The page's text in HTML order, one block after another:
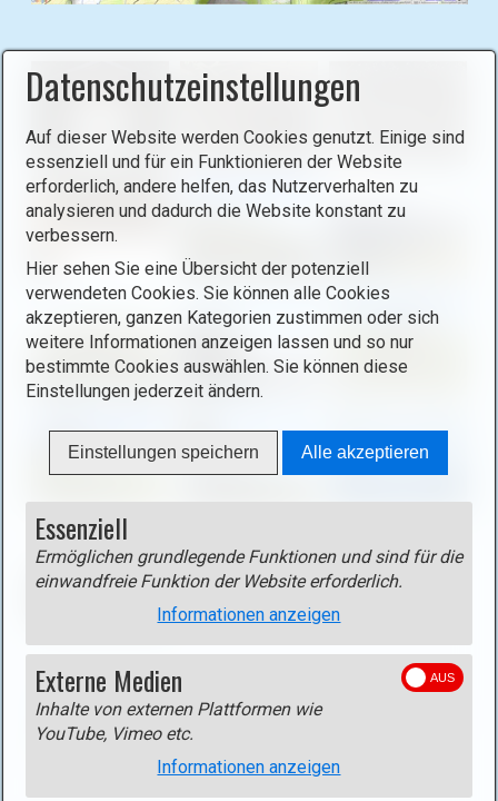
h
o
ö
f
f
n
n
(
o
p
e
i
m
l
i
h
i
d
n
i
t
b
o
x
ö
f
n
(
o
e
n
m
g
Track
Track als gpx-Datei(rechte Maustaste - Ziel speichern
unter)
Datenschutzeinstellungen
Auf dieser Website werden Cookies genutzt. Einige sind
essenziell und für ein Funktionieren der Website
erforderlich, andere helfen, das Nutzerverhalten zu
analysieren und dadurch die Website konstant zu
verbessern.
Hier sehen Sie eine Übersicht der potenziell
verwendeten Cookies. Sie können alle Cookies
akzeptieren, ganzen Kategorien zustimmen oder sich
weitere Informationen anzeigen lassen und so nur
bestimmte Cookies auswählen. Sie können diese
Einstellungen jederzeit ändern.
Einstellungen speichern Alle akzeptieren
Essenziell
Ermöglichen grundlegende Funktionen und sind für die
einwandfreie Funktion der Website erforderlich.
Informationen anzeigen
Externe Medien
Inhalte von externen Plattformen wie
YouTube, Vimeo etc.
Informationen anzeigen